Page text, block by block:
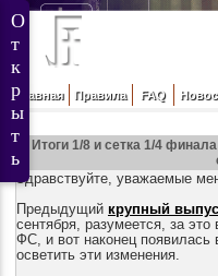
Главная Правила FAQ
Итоги 1/8 и сетка 1/4
Здравствуйте, уважаемые
Предыдущий крупный
сентября, разумеется, за
ФС, и вот наконец
осветить эти изменения.